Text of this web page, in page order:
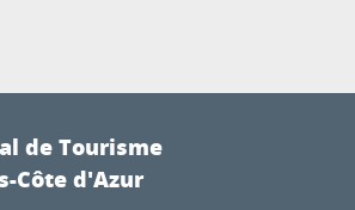
de Tourisme
Côte d'Azur